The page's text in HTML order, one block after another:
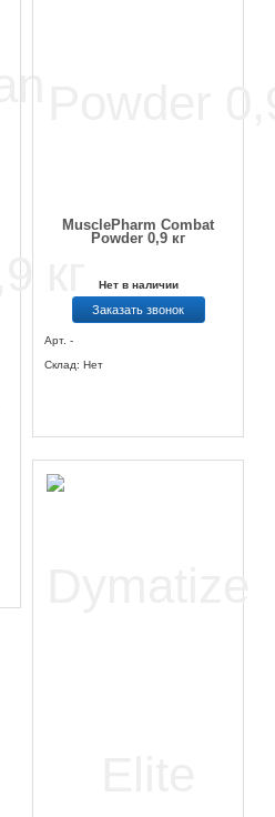
MusclePharm Combat
Powder 0,9 кг
Нет в наличии
Заказать звонок
Арт. -
Склад: Нет